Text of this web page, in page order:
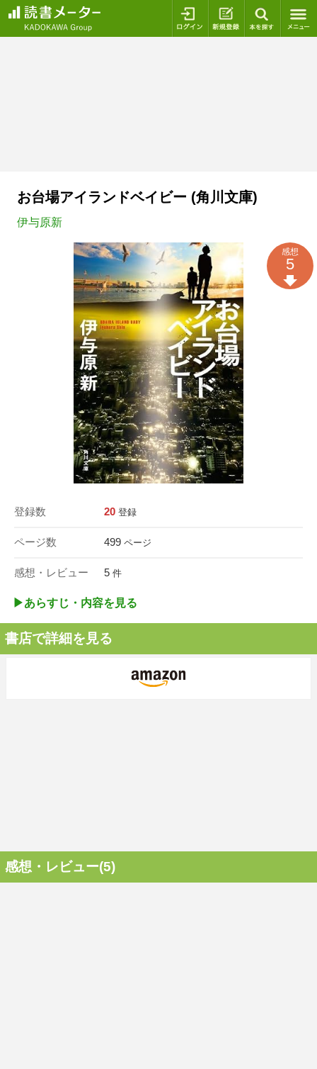
ログイン 新規登録
お台場アイランドベイビー (角川文庫)
伊与原新
登録数 20 登録
ページ数 499 ページ
感想・レビュー 5 件
感想
5
▶︎あらすじ・内容を見る
書店で詳細を見る
感想・レビュー(5)